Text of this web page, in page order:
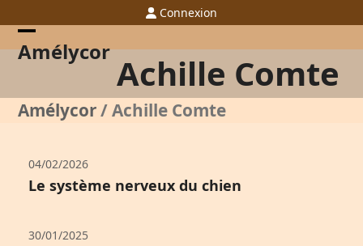
to
content
Connexion
Amélycor
Open
menu
Close
menu
Achille Comte
Amélycor/Achille Comte
04/02/2026
Le système nerveux du chien
30/01/2025